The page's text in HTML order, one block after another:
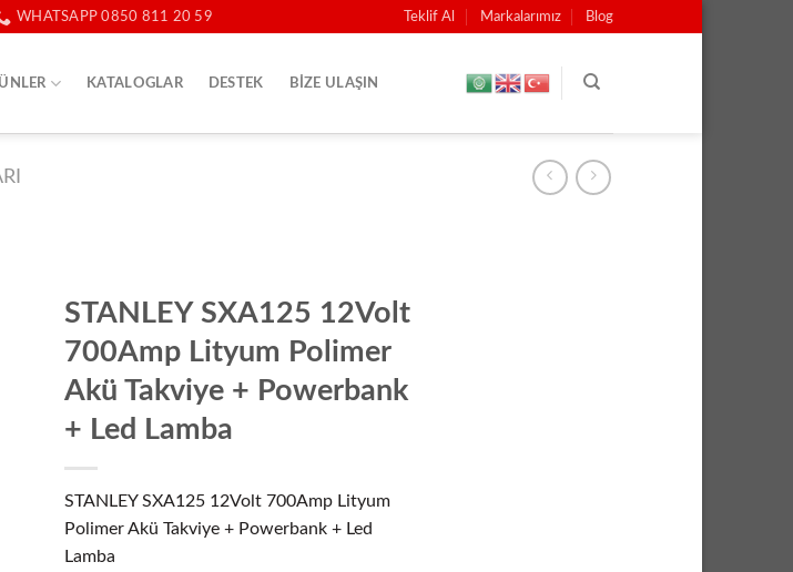
WHATSAPP 0850 811 20 59 Teklif Al Markalarımız Blog
KATALOGLAR DESTEK BIZE ULAŞIN
STANLEY SXA125 12Volt
700Amp Lityum Polimer
Akü Takviye + Powerbank
+ Led Lamba
STANLEY SXA125 12Volt 700Amp Lityum
Polimer Akü Takviye + Powerbank + Led
Lamba